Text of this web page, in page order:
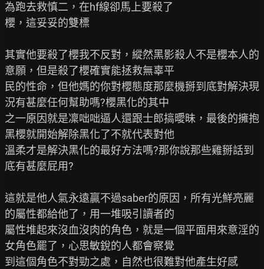
為跑去救慎二，在hf線卻馬上要殺了
櫻，這妥妥的雙標
其實他要殺了櫻我不反對，縱然黑影殺人不是櫻本人的
意願，但是殺了櫻確實能拯救無辜平
民的性命，但他媽的你對櫻態度那麼機掰到底對解決現
況有甚麼任何幫助嗎?櫻黑化的其中
之一原因就是凜咄咄逼人還跟士郎搞曖昧，最後的擁抱
黑櫻就開始解除黑化了不就代表對他
溫柔才是解決黑化的最好方法嗎?那你說那些雞掰話到
底有甚麼屁用?
這就是他人氣永遠贏不過saber的原因，所有光鮮亮麗
的屬性都給他了，用一堆吸引讀者的
屬性堆起來沒血沒肉的角色，就是一個平面用來意淫的
女角色罷了，心思敏銳的人都會察覺
到這個角色不對勁之處，自然也很難對他產生好感